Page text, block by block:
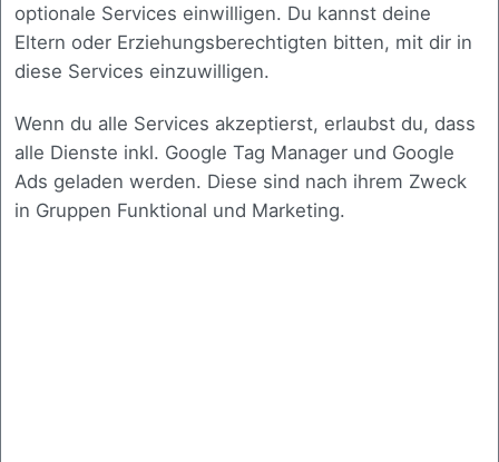
CONTACT US
Nümmener Str. 27
42653 Solingen
+49 157 326 668 17
optionale Services einwilligen. Du kannst deine
Eltern oder Erziehungsberechtigten bitten, mit dir in
diese Services einzuwilligen.
Wenn du alle Services akzeptierst, erlaubst du, dass
alle Dienste inkl. Google Tag Manager und Google
Ads geladen werden. Diese sind nach ihrem Zweck
in Gruppen Funktional und Marketing.